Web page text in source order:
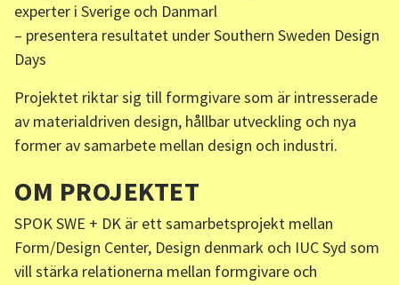
experter i Sverige och Danmarl
– presentera resultatet under Southern Sweden Design
Days
Projektet riktar sig till formgivare som är intresserade
av materialdriven design, hållbar utveckling och nya
former av samarbete mellan design och industri.
OM PROJEKTET
SPOK SWE + DK är ett samarbetsprojekt mellan
Form/Design Center, Design denmark och IUC Syd som
vill stärka relationerna mellan formgivare och